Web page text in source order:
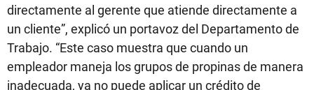
directamente al gerente que atiende directamente a
un cliente”, explicó un portavoz del Departamento de
Trabajo. “Este caso muestra que cuando un
empleador maneja los grupos de propinas de manera
inadecuada, ya no puede aplicar un crédito de